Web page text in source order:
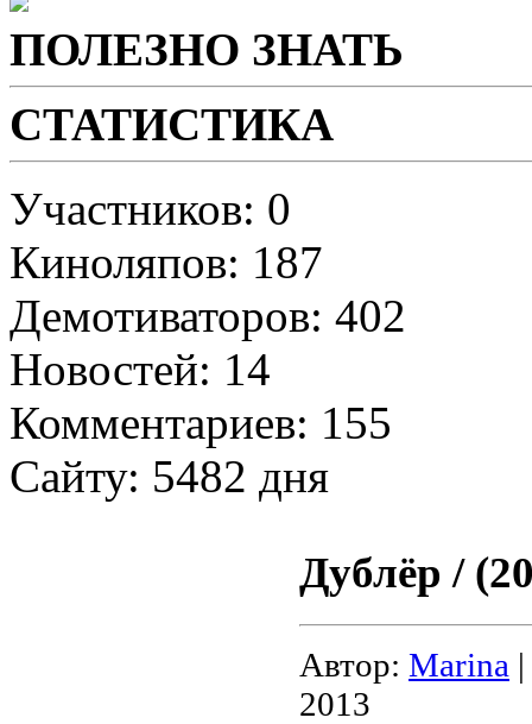
ПОЛЕЗНО ЗНАТЬ
СТАТИСТИКА
Участников: 0
Киноляпов: 187
Демотиваторов: 402
Новостей: 14
Комментариев: 155
Сайту: 5482 дня
Дублёр /
Автор: Marina
2013